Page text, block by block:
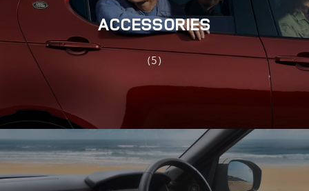
ACCESSORIES
(5)